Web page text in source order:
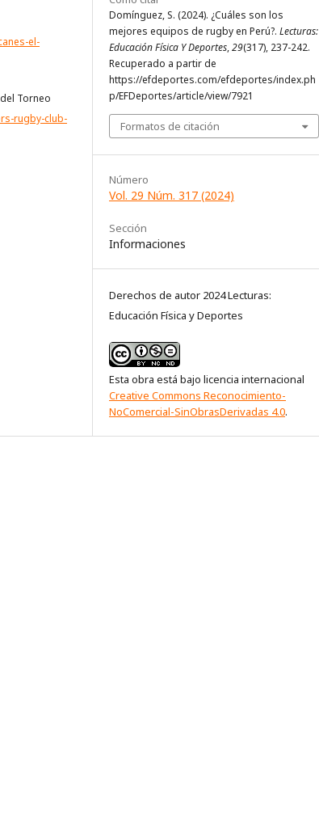
el-
Torneo
rugby-club-
Domínguez, S. (2024). ¿Cuáles son los
mejores equipos de rugby en Perú?. Lecturas:
Educación Física Y Deportes,29(317), 237-242.
Recuperado a partir de
https://efdeportes.com/efdeportes/index.ph
p/EFDeportes/article/view/7921
Formatos de citación
Número
Vol. 29 Núm. 317 (2024)
Sección
Informaciones
Derechos de autor 2024 Lecturas:
Educación Física y Deportes
Esta obra está bajo licencia internacional
Creative Commons Reconocimiento-
NoComercial-SinObrasDerivadas 4.0.